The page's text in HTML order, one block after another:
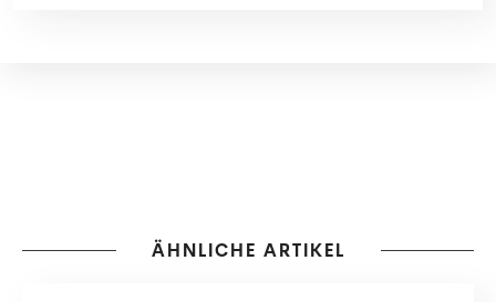
ÄHNLICHE ARTIKEL